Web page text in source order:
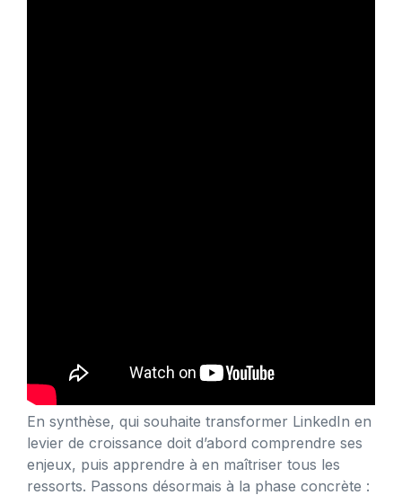
En synthèse, qui souhaite transformer LinkedIn en
levier de croissance doit d’abord comprendre ses
enjeux, puis apprendre à en maîtriser tous les
ressorts. Passons désormais à la phase concrète :